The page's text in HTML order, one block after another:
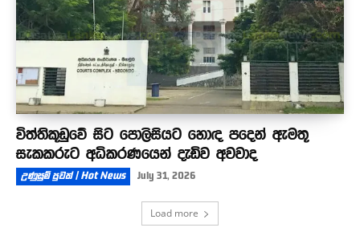
විත්තිකූඩුවේ සිට පොලිසියට හොඳ පදෙන් ඇමතූ
සැකකරුට අධිකරණයෙන් දැඩිව අවවාද
උණුසුම් පුවත් | Hot News July 31, 2026
Load more